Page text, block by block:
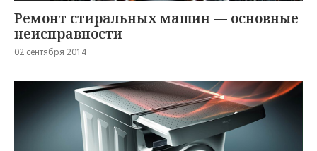
Ремонт стиральных машин — основные
неисправности
02 сентября 2014